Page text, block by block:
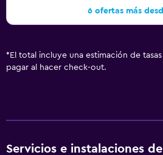
6 ofertas más
* El total incluye una estimación de
pagar al hacer check-out.
Servicios e instalaciones